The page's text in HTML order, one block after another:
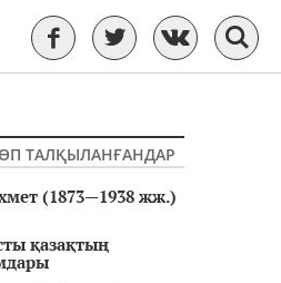
ТАЛҚЫЛАНҒАНДАР
(1873—1938 жж.)
қазақтың